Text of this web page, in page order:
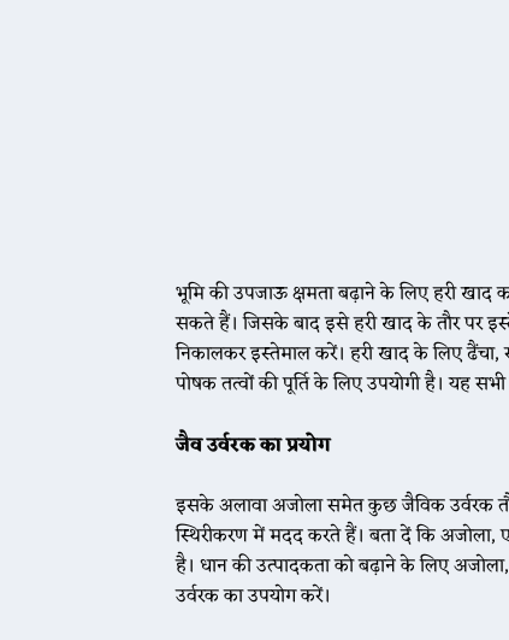
भूमि की उपजाऊ क्षमता बढ़ाने के लिए हरी खाद
सकते हैं। जिसके बाद इसे हरी खाद के तौर पर
निकालकर इस्तेमाल करें। हरी खाद के लिए ढैंचा,
पोषक तत्वों की पूर्ति के लिए उपयोगी है। यह
जैव उर्वरक का प्रयोग
इसके अलावा अजोला समेत कुछ जैविक उर्वरक
स्थिरीकरण में मदद करते हैं। बता दें कि अजोला,
है। धान की उत्पादकता को बढ़ाने के लिए
उर्वरक का उपयोग करें।